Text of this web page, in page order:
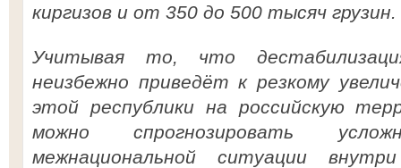
киргизов и от 350 до 500 тысяч грузин.
Учитывая то, что
неизбежно приведёт к резкому
этой республики на российскую
можно спрогнозировать
межнациональной ситуации